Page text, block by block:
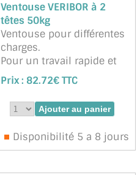
Ventouse VERIBOR à 2
têtes 50kg
Ventouse pour différentes
charges.
Pour un travail rapide et
performant.
Appropriée aux matériaux
à surface plane et étanche
au gaz comme : verre,
laminé, marbre, etc.
Prix : 82.72€ TTC
Disponibilité 5 a 8 jours